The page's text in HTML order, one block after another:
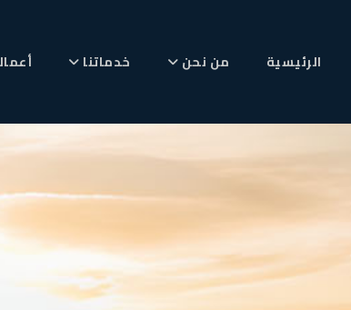
الرئيسية من نحن خدماتنا